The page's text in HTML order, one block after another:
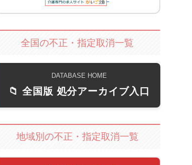
全国の不正・指定取消一覧
DATABASE HOME
📁 全国版 処分アーカイブ入口
地域別の不正・指定取消一覧